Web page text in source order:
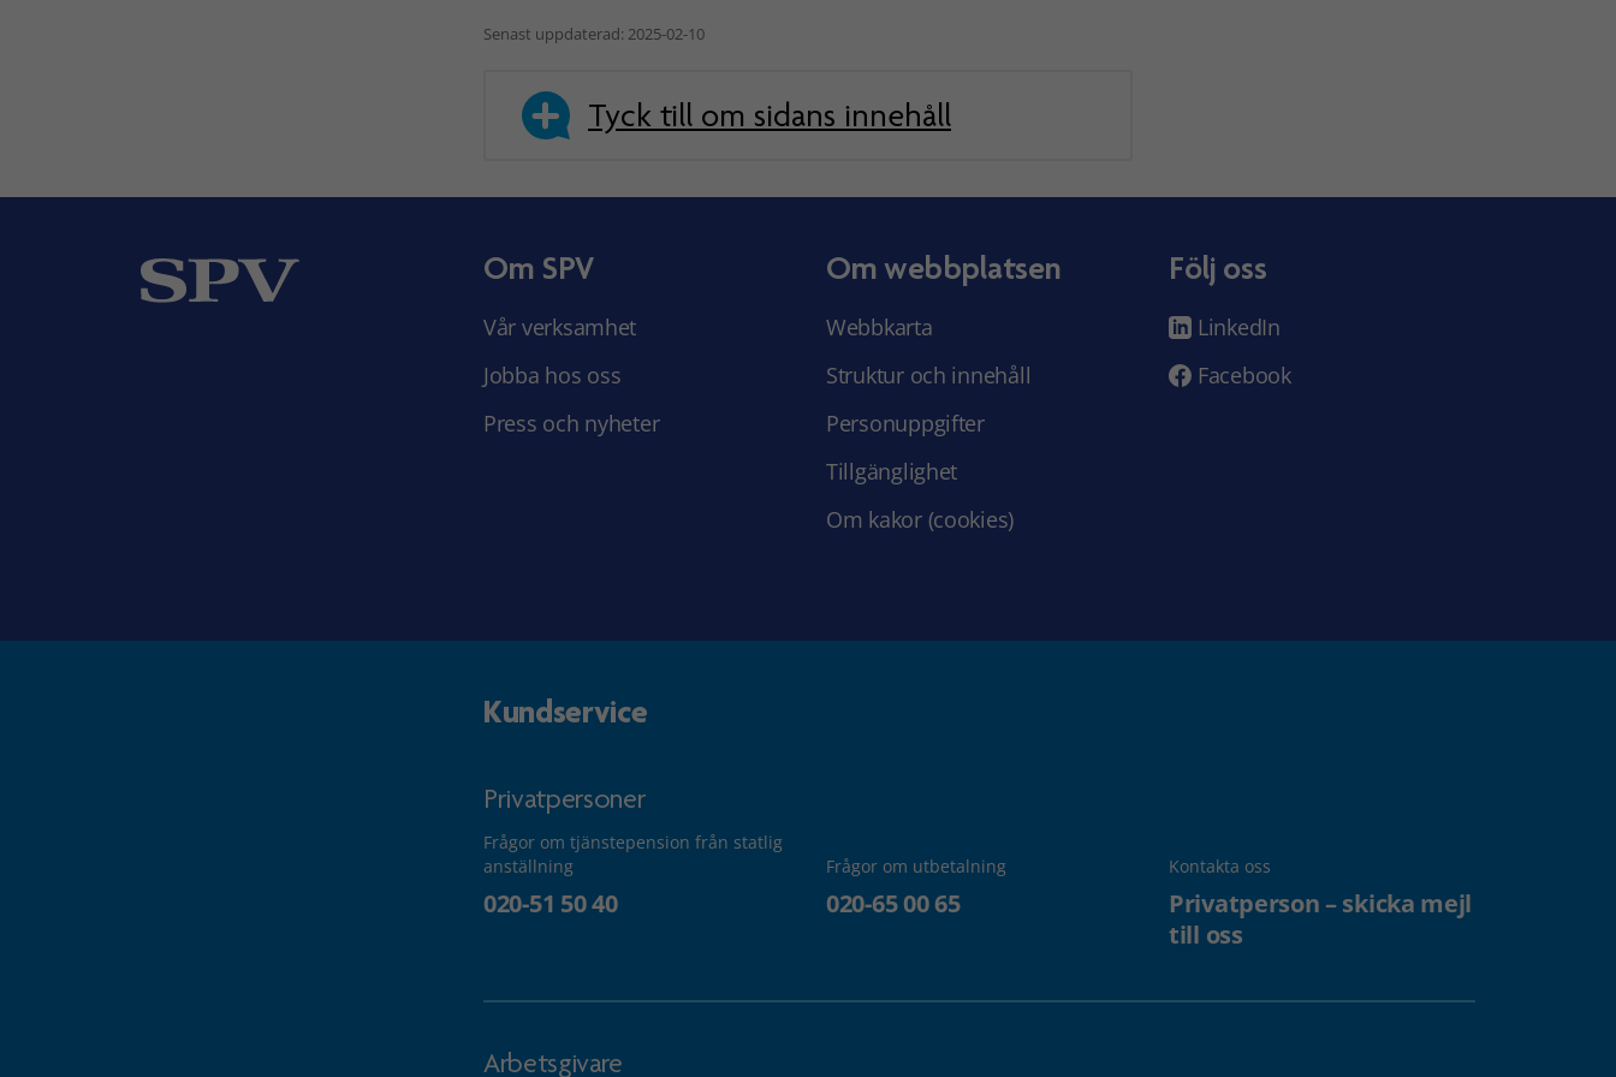
Senast uppdaterad: 2025-02-10
Tyck till om sidans innehåll
Om SPV
Vår verksamhet
Jobba hos oss
Press och nyheter
Om webbplatsen
Webbkarta
Struktur och innehåll
Personuppgifter
Tillgänglighet
Om kakor (cookies)
Följ oss
LinkedIn
Facebook
Kundservice
Privatpersoner
Frågor om tjänstepension från statlig
anställning
020-51 50 40
Frågor om utbetalning
020-65 00 65
Kontakta oss
Privatperson – skicka mejl
till oss
Arbetsgivare